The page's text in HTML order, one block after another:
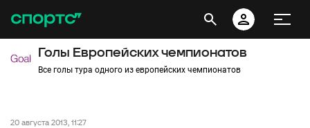
Голы Европейских чемпионатов
Все голы тура одного из европейских чемпионатов
20 августа 2013, 11:27